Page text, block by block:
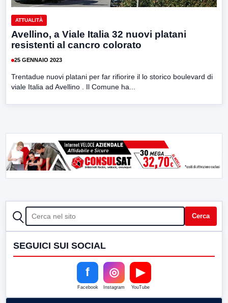
ATTUALITÀ
Avellino, a Viale Italia 32 nuovi platani
resistenti al cancro colorato
25 GENNAIO 2023
Trentadue nuovi platani per far rifiorire il lo storico boulevard di
viale Italia ad Avellino . Il Comune ha...
CERCA Cerca
SEGUICI SUI SOCIAL
f
Facebook
◎
Instagram
▶
YouTube